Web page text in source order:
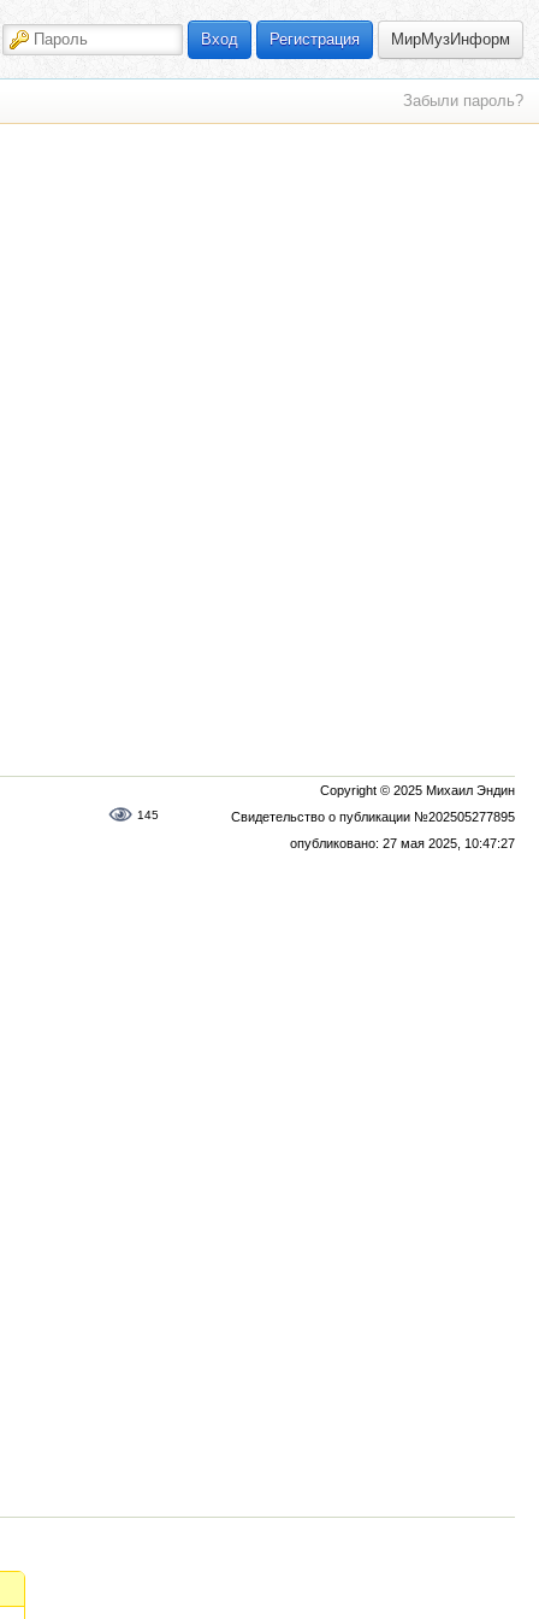
Вход Регистрация МирМузИнформ
Забыли пароль?
Copyright © 2025 Михаил Эндин
Свидетельство о публикации №202505277895
опубликовано: 27 мая 2025, 10:47:27
145